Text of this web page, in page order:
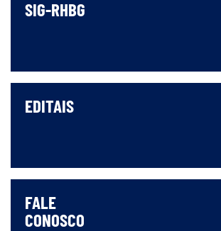
SIG-RHBG
EDITAIS
FALE
CONOSCO